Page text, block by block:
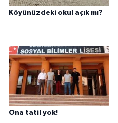
Köyünüzdeki okul açık mı?
Ona tatil yok!